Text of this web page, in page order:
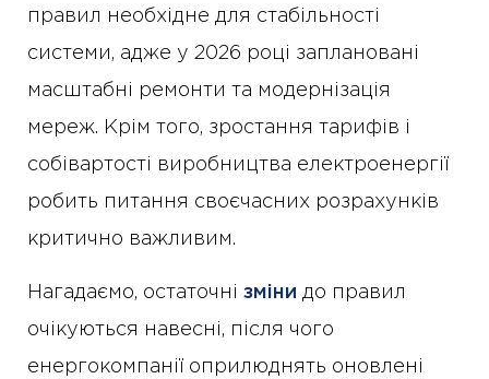
правил необхідне для стабільності
системи, адже у 2026 році заплановані
масштабні ремонти та модернізація
мереж. Крім того, зростання тарифів і
собівартості виробництва електроенергії
робить питання своєчасних розрахунків
критично важливим.
Нагадаємо, остаточні зміни до правил
очікуються навесні, після чого
енергокомпанії оприлюднять оновлені